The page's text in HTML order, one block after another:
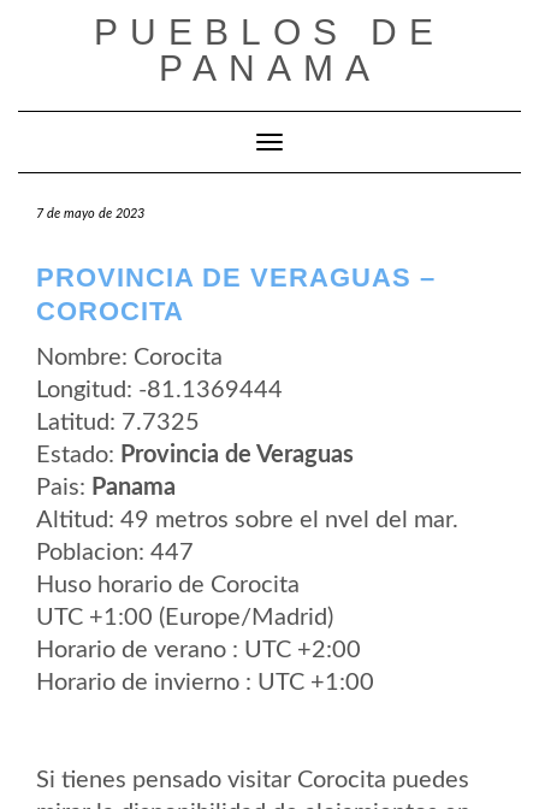
PUEBLOS DE
PANAMA
Cambiar modo de navegación
7 de mayo de 2023
PROVINCIA DE VERAGUAS –
COROCITA
Nombre: Corocita
Longitud: -81.1369444
Latitud: 7.7325
Estado: Provincia de Veraguas
Pais: Panama
Altitud: 49 metros sobre el nvel del mar.
Poblacion: 447
Huso horario de Corocita
UTC +1:00 (Europe/Madrid)
Horario de verano : UTC +2:00
Horario de invierno : UTC +1:00
Si tienes pensado visitar Corocita puedes